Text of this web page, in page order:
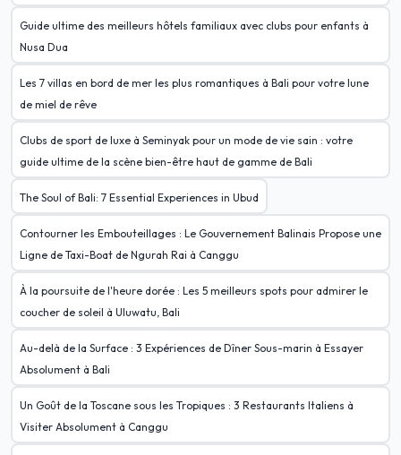
Guide ultime des meilleurs hôtels familiaux avec clubs pour enfants à
Nusa Dua
Les 7 villas en bord de mer les plus romantiques à Bali pour votre lune
de miel de rêve
Clubs de sport de luxe à Seminyak pour un mode de vie sain : votre
guide ultime de la scène bien-être haut de gamme de Bali
The Soul of Bali: 7 Essential Experiences in Ubud
Contourner les Embouteillages : Le Gouvernement Balinais Propose une
Ligne de Taxi-Boat de Ngurah Rai à Canggu
À la poursuite de l'heure dorée : Les 5 meilleurs spots pour admirer le
coucher de soleil à Uluwatu, Bali
Au-delà de la Surface : 3 Expériences de Dîner Sous-marin à Essayer
Absolument à Bali
Un Goût de la Toscane sous les Tropiques : 3 Restaurants Italiens à
Visiter Absolument à Canggu